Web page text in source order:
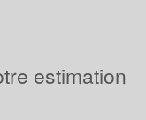
estimation